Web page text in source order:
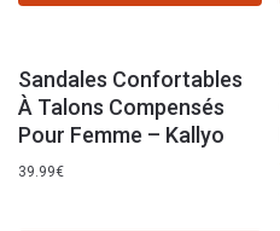
Sandales Confortables
À Talons Compensés
Pour Femme – Kallyo
39.99€